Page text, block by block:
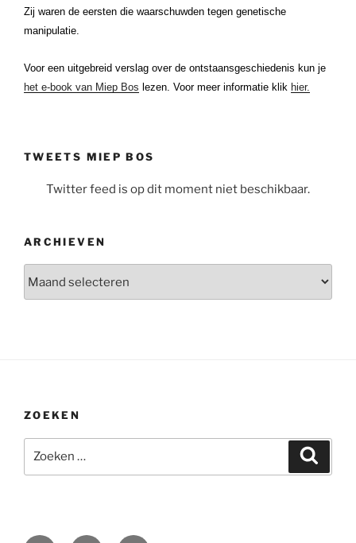
Zij waren de eersten die waarschuwden tegen genetische
manipulatie.
Voor een uitgebreid verslag over de ontstaansgeschiedenis kun je
het e-book van Miep Bos lezen. Voor meer informatie klik hier.
TWEETS MIEP BOS
Twitter feed is op dit moment niet beschikbaar.
ARCHIEVEN
ZOEKEN
naar: